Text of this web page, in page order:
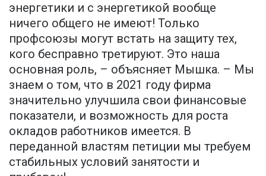
энергетики и с энергетикой вообще
ничего общего не имеют! Только
профсоюзы могут встать на защиту тех,
кого бесправно третируют. Это наша
основная роль, – объясняет Мышка. – Мы
знаем о том, что в 2021 году фирма
значительно улучшила свои финансовые
показатели, и возможность для роста
окладов работников имеется. В
переданной властям петиции мы требуем
стабильных условий занятости и